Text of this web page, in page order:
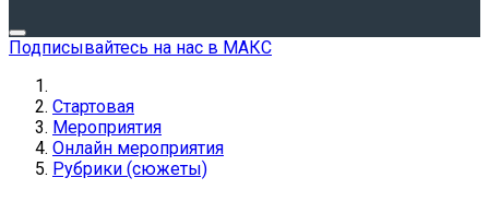
Подписывайтесь на нас в МАКС
Стартовая
Мероприятия
Онлайн мероприятия
Рубрики (сюжеты)